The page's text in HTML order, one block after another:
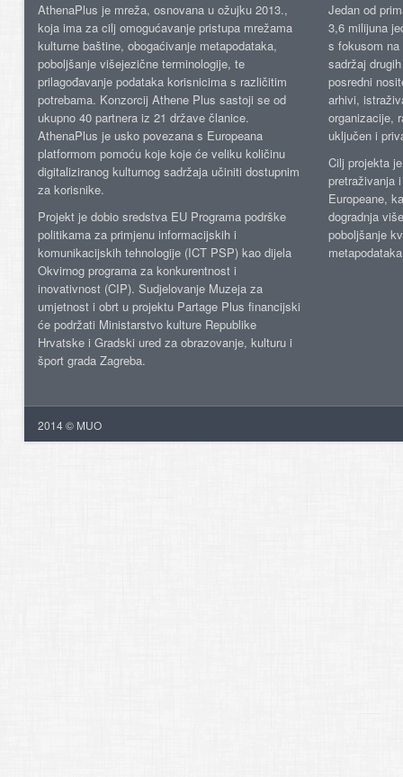
AthenaPlus je mreža, osnovana u ožujku 2013.,
koja ima za cilj omogućavanje pristupa mrežama
kulturne baštine, obogaćivanje metapodataka,
poboljšanje višejezične terminologije, te
prilagođavanje podataka korisnicima s različitim
potrebama. Konzorcij Athene Plus sastoji se od
ukupno 40 partnera iz 21 države članice.
AthenaPlus je usko povezana s Europeana
platformom pomoću koje koje će veliku količinu
digitaliziranog kulturnog sadržaja učiniti dostupnim
za korisnike.
Projekt je dobio sredstva EU Programa podrške
politikama za primjenu informacijskih i
komunikacijskih tehnologije (ICT PSP) kao dijela
Okvirnog programa za konkurentnost i
inovativnost (CIP). Sudjelovanje Muzeja za
umjetnost i obrt u projektu Partage Plus financijski
će podržati Ministarstvo kulture Republike
Hrvatske i Gradski ured za obrazovanje, kulturu i
šport grada Zagreba.
Jedan od
3,6 milijuna
s fokusom
sadržaj
posredni
arhivi,
organizacije,
uključen i
Cilj projekta
pretraživanja
Europeane,
dogradnja
poboljšanje
2014 © MUO